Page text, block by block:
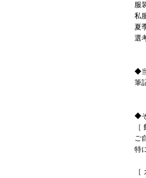
服
私
夏
選
◆
筆
◆
ご
特